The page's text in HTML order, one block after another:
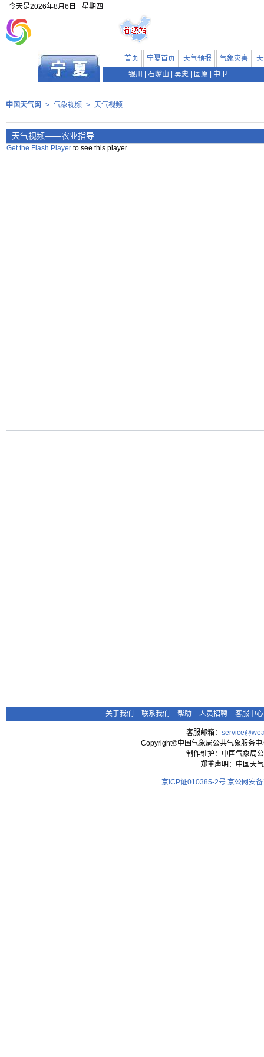
今天是2026年8月6日 星期四
首页 宁夏首页 天气预报 气象灾害
银川
石嘴山 吴忠 固原 中卫
中国天气网 > 气象视频 > 天气视频
天气视频——农业指导
Get the Flash Player to see this player.
关于我们 - 联系我们 - 帮助 - 人员招聘 - 客服中心
客服邮箱：
Copyright©中国气象局公共气象服务
制作维护：中国气象局
郑重声明：中国天
京ICP证010385-2号 京公网安